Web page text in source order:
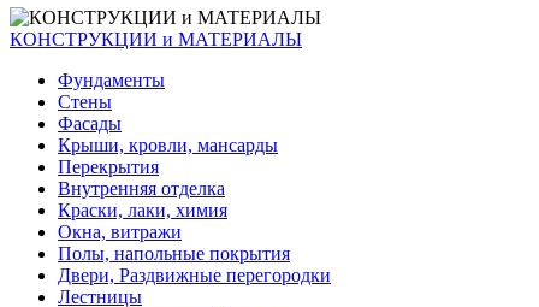
КОНСТРУКЦИИ и МАТЕРИАЛЫ
Фундаменты
Стены
Фасады
Крыши, кровли, мансарды
Перекрытия
Внутренняя отделка
Краски, лаки, химия
Окна, витражи
Полы, напольные покрытия
Двери, Раздвижные перегородки
Лестницы